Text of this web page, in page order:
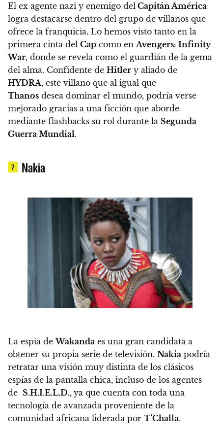
El ex agente nazi y enemigo del Capitán América
logra destacarse dentro del grupo de villanos que
ofrece la franquicia. Lo hemos visto tanto en la
primera cinta del Cap como en Avengers: Infinity
War, donde se revela como el guardián de la gema
del alma. Confidente de Hitler y aliado de
HYDRA, este villano que al igual que
Thanos desea dominar el mundo, podría verse
mejorado gracias a una ficción que aborde
mediante flashbacks su rol durante la Segunda
Guerra Mundial.
7 Nakia
La espía deWakanda es una gran candidata a
obtener su propia serie de televisión. Nakia podría
retratar una visión muy distinta de los clásicos
espías de la pantalla chica, incluso de los agentes
de S.H.I.E.L.D., ya que cuenta con toda una
tecnología de avanzada proveniente de la
comunidad africana liderada por T’Challa.